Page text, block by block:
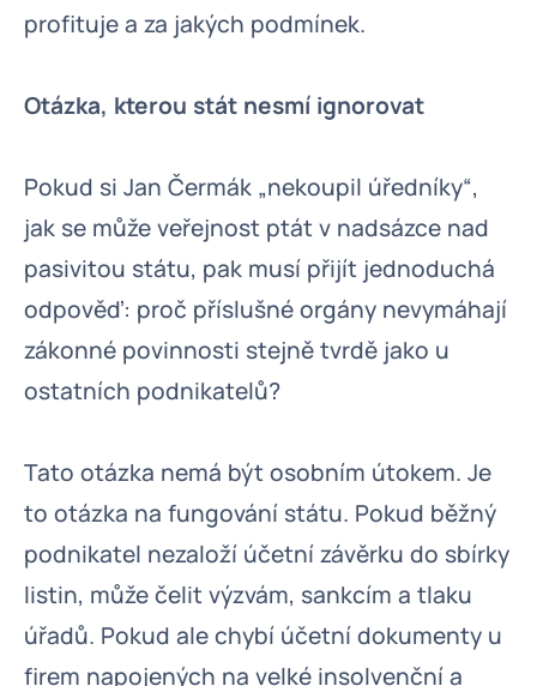
profituje a za jakých podmínek.
Otázka, kterou stát nesmí ignorovat
Pokud si Jan Čermák „nekoupil úředníky“,
jak se může veřejnost ptát v nadsázce nad
pasivitou státu, pak musí přijít jednoduchá
odpověď: proč příslušné orgány nevymáhají
zákonné povinnosti stejně tvrdě jako u
ostatních podnikatelů?
Tato otázka nemá být osobním útokem. Je
to otázka na fungování státu. Pokud běžný
podnikatel nezaloží účetní závěrku do sbírky
listin, může čelit výzvám, sankcím a tlaku
úřadů. Pokud ale chybí účetní dokumenty u
firem napojených na velké insolvenční a